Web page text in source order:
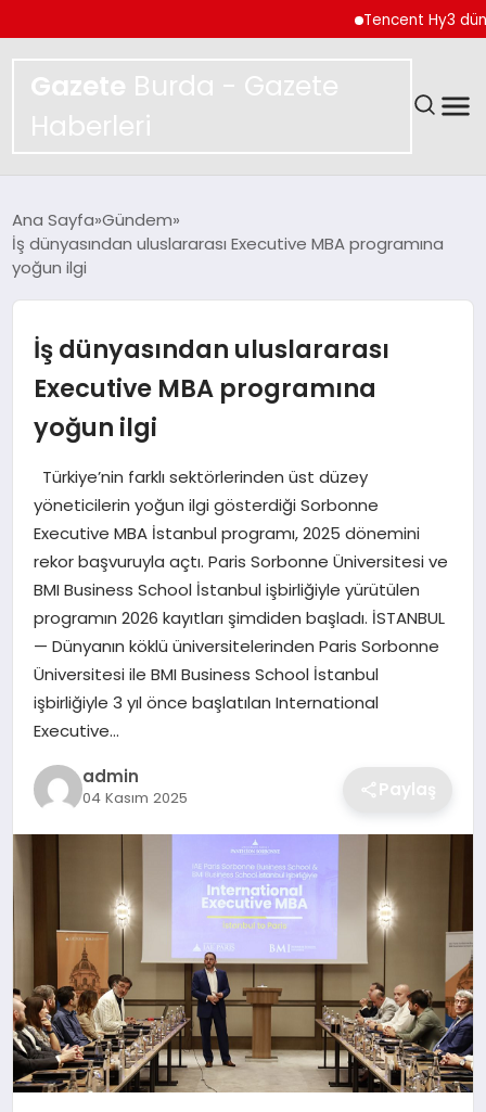
Tencent Hy3 dünya
Gazete Burda - Gazete
Haberleri
SPOR
YAŞAM
EKONOMI
TEKNOLOJI
SAĞLIK
EĞITIM
DÜNYA
SIYASET
Ana Sayfa Gündem
İş dünyasından uluslararası Executive MBA programına
yoğun ilgi
İş dünyasından uluslararası
Executive MBA programına
yoğun ilgi
Türkiye’nin farklı sektörlerinden üst düzey
yöneticilerin yoğun ilgi gösterdiği Sorbonne
Executive MBA İstanbul programı, 2025 dönemini
rekor başvuruyla açtı. Paris Sorbonne Üniversitesi ve
BMI Business School İstanbul işbirliğiyle yürütülen
programın 2026 kayıtları şimdiden başladı. İSTANBUL
— Dünyanın köklü üniversitelerinden Paris Sorbonne
Üniversitesi ile BMI Business School İstanbul
işbirliğiyle 3 yıl önce başlatılan International
Executive…
admin
04 Kasım 2025 Paylaş